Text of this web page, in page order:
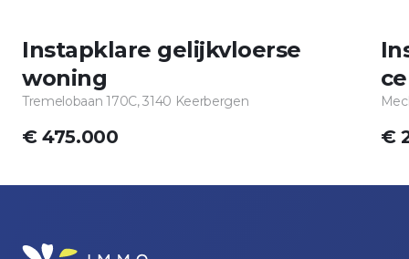
Instapklare gelijkvloerse
woning
Tremelobaan 170C, 3140 Keerbergen
€ 475.000 €
1